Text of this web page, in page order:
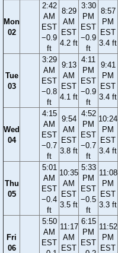
Mon
02
2:42
AM
EST
−0.9
ft
8:29
AM
EST
4.2 ft
3:30
PM
EST
−0.9
ft
8:57
PM
EST
3.4 ft
Tue
03
3:29
AM
EST
−0.8
ft
9:13
AM
EST
4.1 ft
4:11
PM
EST
−0.9
ft
9:41
PM
EST
3.4 ft
Wed
04
4:15
AM
EST
−0.7
ft
9:54
AM
EST
3.8 ft
4:52
PM
EST
−0.7
ft
10:24
PM
EST
3.4 ft
Thu
05
5:01
AM
EST
−0.4
ft
10:35
AM
EST
3.5 ft
5:33
PM
EST
−0.5
ft
11:08
PM
EST
3.3 ft
Fri
06
5:50
AM
EST
11:17
AM
EST
6:15
PM
EST
11:52
PM
EST